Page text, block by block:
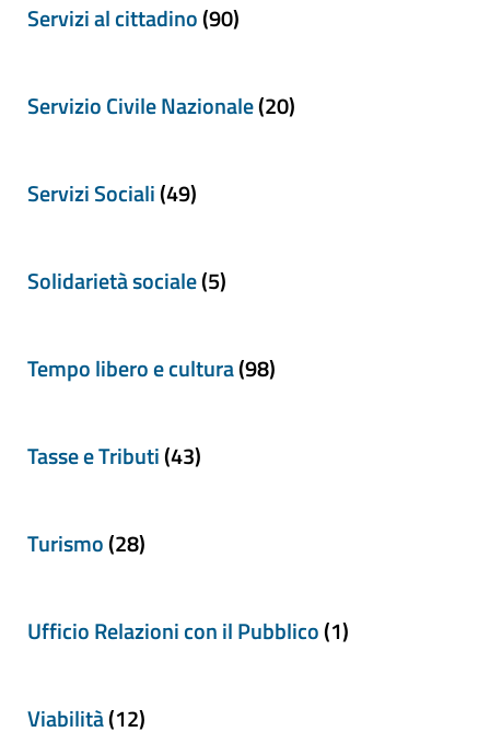
Servizi al cittadino(90)
Servizio Civile Nazionale(20)
Servizi Sociali(49)
Solidarietà sociale(5)
Tempo libero e cultura(98)
Tasse e Tributi(43)
Turismo(28)
Ufficio Relazioni con il Pubblico(1)
Viabilità(12)